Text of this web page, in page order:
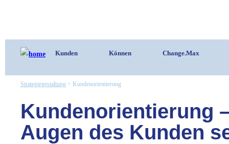
Kunden Können Change.Max
Strategiegestaltung > Kundenorientierung
Kundenorientierung
Augen des Kunden